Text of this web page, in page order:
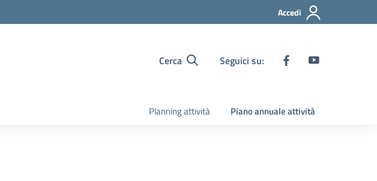
Accedi
Cerca Seguici su:
Planning attività Piano annuale attività